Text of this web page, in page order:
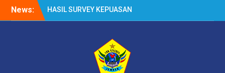
News:
HASIL SURVEY KEPUASAN
PELANGGAN
Cek Kesehatan Gratis